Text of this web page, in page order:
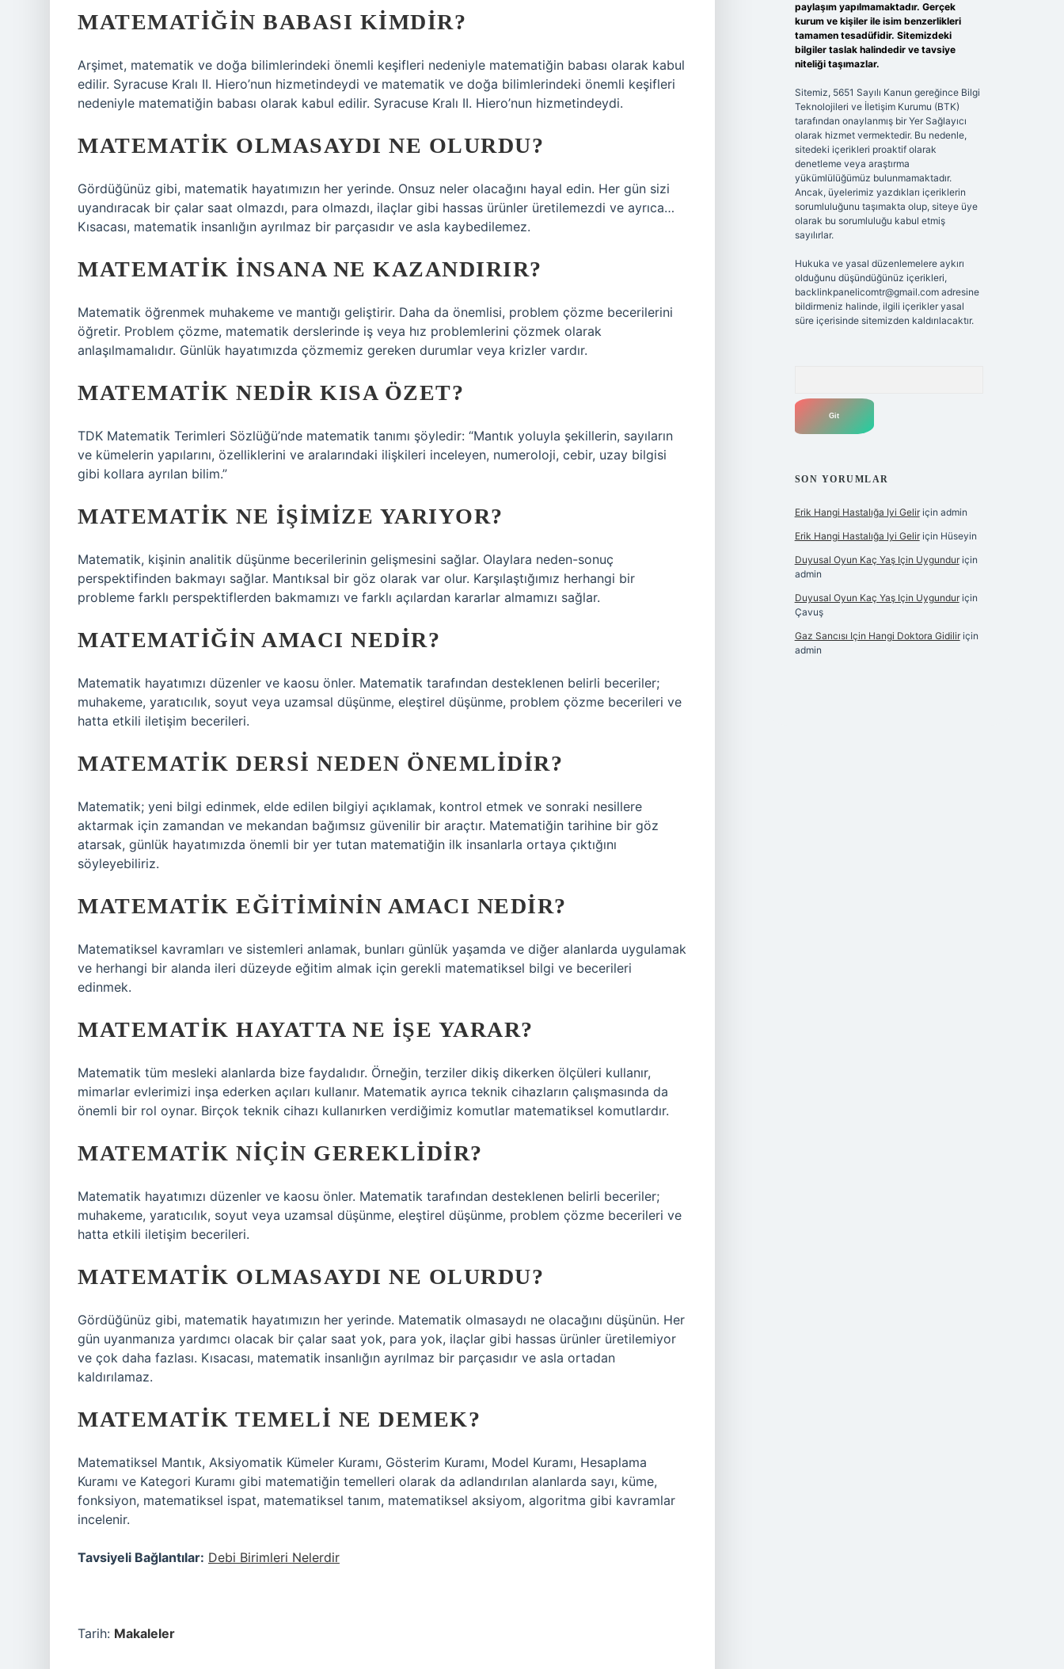
MATEMATIĞIN BABASI KIMDIR?
Arşimet, matematik ve doğa bilimlerindeki önemli keşifleri nedeniyle matematiğin babası olarak kabul
edilir. Syracuse Kralı II. Hiero’nun hizmetindeydi ve matematik ve doğa bilimlerindeki önemli keşifleri
nedeniyle matematiğin babası olarak kabul edilir. Syracuse Kralı II. Hiero’nun hizmetindeydi.
MATEMATIK OLMASAYDI NE OLURDU?
Gördüğünüz gibi, matematik hayatımızın her yerinde. Onsuz neler olacağını hayal edin. Her gün sizi
uyandıracak bir çalar saat olmazdı, para olmazdı, ilaçlar gibi hassas ürünler üretilemezdi ve ayrıca…
Kısacası, matematik insanlığın ayrılmaz bir parçasıdır ve asla kaybedilemez.
MATEMATIK INSANA NE KAZANDIRIR?
Matematik öğrenmek muhakeme ve mantığı geliştirir. Daha da önemlisi, problem çözme becerilerini
öğretir. Problem çözme, matematik derslerinde iş veya hız problemlerini çözmek olarak
anlaşılmamalıdır. Günlük hayatımızda çözmemiz gereken durumlar veya krizler vardır.
MATEMATIK NEDIR KISA ÖZET?
TDK Matematik Terimleri Sözlüğü’nde matematik tanımı şöyledir: “Mantık yoluyla şekillerin, sayıların
ve kümelerin yapılarını, özelliklerini ve aralarındaki ilişkileri inceleyen, numeroloji, cebir, uzay bilgisi
gibi kollara ayrılan bilim.”
MATEMATIK NE IŞIMIZE YARIYOR?
Matematik, kişinin analitik düşünme becerilerinin gelişmesini sağlar. Olaylara neden-sonuç
perspektifinden bakmayı sağlar. Mantıksal bir göz olarak var olur. Karşılaştığımız herhangi bir
probleme farklı perspektiflerden bakmamızı ve farklı açılardan kararlar almamızı sağlar.
MATEMATIĞIN AMACI NEDIR?
Matematik hayatımızı düzenler ve kaosu önler. Matematik tarafından desteklenen belirli beceriler;
muhakeme, yaratıcılık, soyut veya uzamsal düşünme, eleştirel düşünme, problem çözme becerileri ve
hatta etkili iletişim becerileri.
MATEMATIK DERSI NEDEN ÖNEMLIDIR?
Matematik; yeni bilgi edinmek, elde edilen bilgiyi açıklamak, kontrol etmek ve sonraki nesillere
aktarmak için zamandan ve mekandan bağımsız güvenilir bir araçtır. Matematiğin tarihine bir göz
atarsak, günlük hayatımızda önemli bir yer tutan matematiğin ilk insanlarla ortaya çıktığını
söyleyebiliriz.
MATEMATIK EĞITIMININ AMACI NEDIR?
Matematiksel kavramları ve sistemleri anlamak, bunları günlük yaşamda ve diğer alanlarda uygulamak
ve herhangi bir alanda ileri düzeyde eğitim almak için gerekli matematiksel bilgi ve becerileri
edinmek.
MATEMATIK HAYATTA NE IŞE YARAR?
Matematik tüm mesleki alanlarda bize faydalıdır. Örneğin, terziler dikiş dikerken ölçüleri kullanır,
mimarlar evlerimizi inşa ederken açıları kullanır. Matematik ayrıca teknik cihazların çalışmasında da
önemli bir rol oynar. Birçok teknik cihazı kullanırken verdiğimiz komutlar matematiksel komutlardır.
MATEMATIK NIÇIN GEREKLIDIR?
Matematik hayatımızı düzenler ve kaosu önler. Matematik tarafından desteklenen belirli beceriler;
muhakeme, yaratıcılık, soyut veya uzamsal düşünme, eleştirel düşünme, problem çözme becerileri ve
hatta etkili iletişim becerileri.
MATEMATIK OLMASAYDI NE OLURDU?
Gördüğünüz gibi, matematik hayatımızın her yerinde. Matematik olmasaydı ne olacağını düşünün. Her
gün uyanmanıza yardımcı olacak bir çalar saat yok, para yok, ilaçlar gibi hassas ürünler üretilemiyor
ve çok daha fazlası. Kısacası, matematik insanlığın ayrılmaz bir parçasıdır ve asla ortadan
kaldırılamaz.
MATEMATIK TEMELI NE DEMEK?
Matematiksel Mantık, Aksiyomatik Kümeler Kuramı, Gösterim Kuramı, Model Kuramı, Hesaplama
Kuramı ve Kategori Kuramı gibi matematiğin temelleri olarak da adlandırılan alanlarda sayı, küme,
fonksiyon, matematiksel ispat, matematiksel tanım, matematiksel aksiyom, algoritma gibi kavramlar
incelenir.
Tavsiyeli Bağlantılar: Debi Birimleri Nelerdir
Tarih: Makaleler
paylaşım yapılmamaktadır. Gerçek
kurum ve kişiler ile isim benzerlikleri
tamamen tesadüfidir. Sitemizdeki
bilgiler taslak halindedir ve tavsiye
niteliği taşımazlar.
Sitemiz, 5651 Sayılı Kanun gereğince Bilgi
Teknolojileri ve İletişim Kurumu (BTK)
tarafından onaylanmış bir Yer Sağlayıcı
olarak hizmet vermektedir. Bu nedenle,
sitedeki içerikleri proaktif olarak
denetleme veya araştırma
yükümlülüğümüz bulunmamaktadır.
Ancak, üyelerimiz yazdıkları içeriklerin
sorumluluğunu taşımakta olup, siteye üye
olarak bu sorumluluğu kabul etmiş
sayılırlar.
Hukuka ve yasal düzenlemelere aykırı
olduğunu düşündüğünüz içerikleri,
backlinkpanelicomtr@gmail.comadresine
bildirmeniz halinde, ilgili içerikler yasal
süre içerisinde sitemizden kaldırılacaktır.
SON YORUMLAR
Erik Hangi Hastalığa Iyi Geliriçin admin
Erik Hangi Hastalığa Iyi Geliriçin Hüseyin
Duyusal Oyun Kaç Yaş Için Uygunduriçin
admin
Duyusal Oyun Kaç Yaş Için Uygunduriçin
Çavuş
Gaz Sancısı Için Hangi Doktora Gidiliriçin
admin